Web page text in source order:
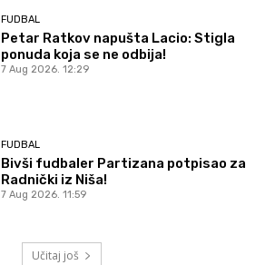
FUDBAL
Petar Ratkov napušta Lacio: Stigla
ponuda koja se ne odbija!
7 Aug 2026. 12:29
FUDBAL
Bivši fudbaler Partizana potpisao za
Radnički iz Niša!
7 Aug 2026. 11:59
Učitaj još